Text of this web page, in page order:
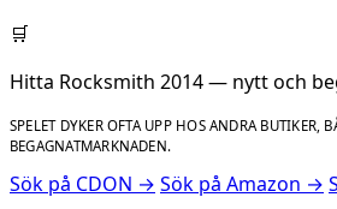
🛒
Hitta Rocksmith 2014 — nytt och
SPELET DYKER OFTA UPP HOS ANDRA BUTIKER,
BEGAGNATMARKNADEN.
Sök på CDON → Sök på Amazon →